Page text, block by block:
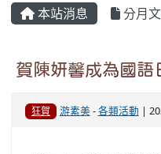
本站消息 分月
賀陳妍馨成為國語
狂賀 游素美-各類活動 |